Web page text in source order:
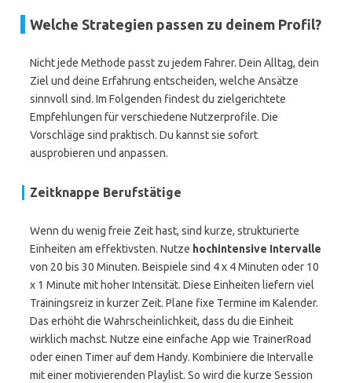
Welche Strategien passen zu deinem Profil?
Nicht jede Methode passt zu jedem Fahrer. Dein Alltag, dein
Ziel und deine Erfahrung entscheiden, welche Ansätze
sinnvoll sind. Im Folgenden findest du zielgerichtete
Empfehlungen für verschiedene Nutzerprofile. Die
Vorschläge sind praktisch. Du kannst sie sofort
ausprobieren und anpassen.
Zeitknappe Berufstätige
Wenn du wenig freie Zeit hast, sind kurze, strukturierte
Einheiten am effektivsten. Nutze hochintensive Intervalle
von 20 bis 30 Minuten. Beispiele sind 4 x 4 Minuten oder 10
x 1 Minute mit hoher Intensität. Diese Einheiten liefern viel
Trainingsreiz in kurzer Zeit. Plane fixe Termine im Kalender.
Das erhöht die Wahrscheinlichkeit, dass du die Einheit
wirklich machst. Nutze eine einfache App wie TrainerRoad
oder einen Timer auf dem Handy. Kombiniere die Intervalle
mit einer motivierenden Playlist. So wird die kurze Session